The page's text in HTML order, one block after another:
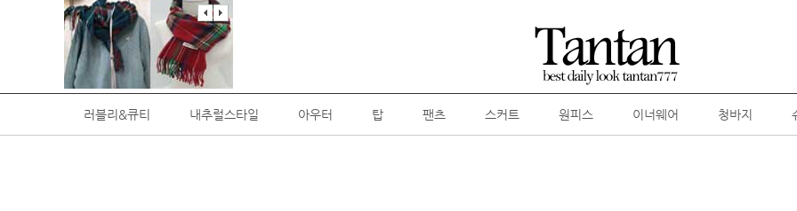
러블리&큐티 내추럴스타일 아우터 탑 팬츠 스커트 원피스 이너웨어 청바지